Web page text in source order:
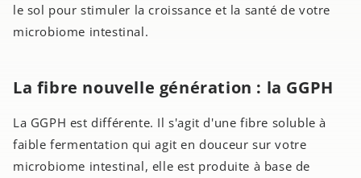
le sol pour stimuler la croissance et la santé de votre
microbiome intestinal.
La fibre nouvelle génération : la GGPH
La GGPH est différente. Il s'agit d'une fibre soluble à
faible fermentation qui agit en douceur sur votre
microbiome intestinal, elle est produite à base de